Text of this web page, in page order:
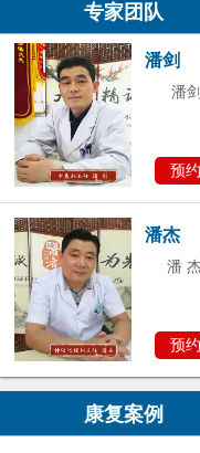
专家团队
潘剑
潘剑
预
潘杰
潘 杰
预
康复案例